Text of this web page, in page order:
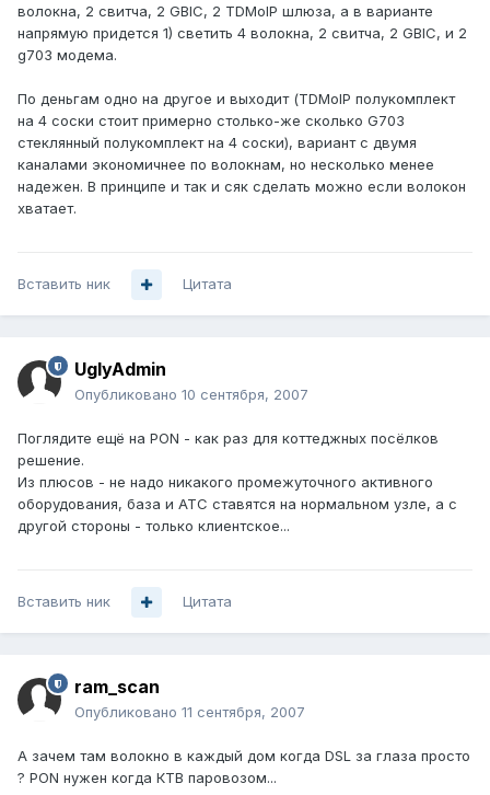
волокна, 2 свитча, 2 GBIC, 2 TDMoIP шлюза, а в варианте
напрямую придется 1) светить 4 волокна, 2 свитча, 2 GBIC, и 2
g703 модема.
По деньгам одно на другое и выходит (TDMoIP полукомплект
на 4 соски стоит примерно столько-же сколько G703
стеклянный полукомплект на 4 соски), вариант с двумя
каналами экономичнее по волокнам, но несколько менее
надежен. В принципе и так и сяк сделать можно если волокон
хватает.
Вставить ник Цитата
UglyAdmin
Опубликовано 10 сентября, 2007
Поглядите ещё на PON - как раз для коттеджных посёлков
решение.
Из плюсов - не надо никакого промежуточного активного
оборудования, база и АТС ставятся на нормальном узле, а с
другой стороны - только клиентское...
Вставить ник Цитата
ram_scan
Опубликовано 11 сентября, 2007
А зачем там волокно в каждый дом когда DSL за глаза просто
? PON нужен когда КТВ паровозом...